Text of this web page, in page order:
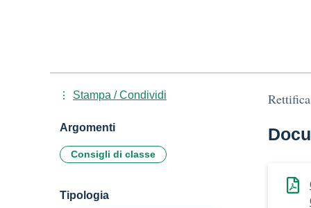
Stampa / Condividi
Argomenti
Consigli di classe
Tipologia